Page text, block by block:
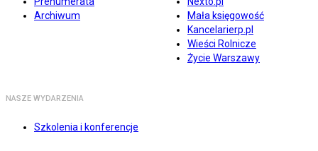
Archiwum
Mała księgowość
Kancelarierp.pl
Wieści Rolnicze
Życie Warszawy
NASZE WYDARZENIA
Szkolenia i konferencje